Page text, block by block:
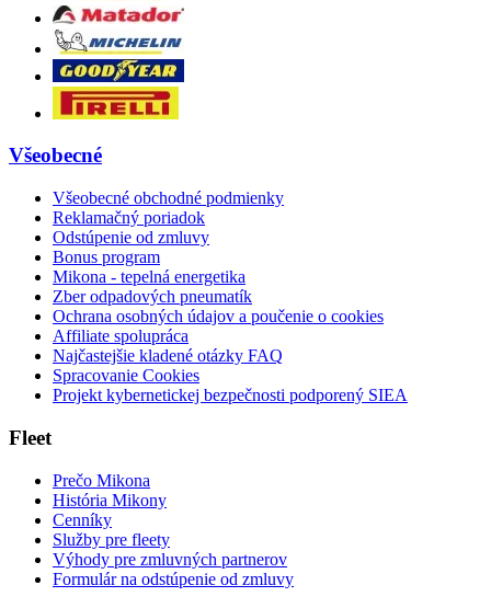
Všeobecné
Všeobecné obchodné podmienky
Reklamačný poriadok
Odstúpenie od zmluvy
Bonus program
Mikona - tepelná energetika
Zber odpadových pneumatík
Ochrana osobných údajov a poučenie o cookies
Affiliate spolupráca
Najčastejšie kladené otázky FAQ
Spracovanie Cookies
Projekt kybernetickej bezpečnosti podporený SIEA
Fleet
Prečo Mikona
História Mikony
Cenníky
Služby pre fleety
Výhody pre zmluvných partnerov
Formulár na odstúpenie od zmluvy